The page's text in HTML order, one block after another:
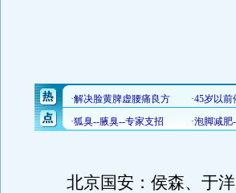
北京国安：侯森、于洋